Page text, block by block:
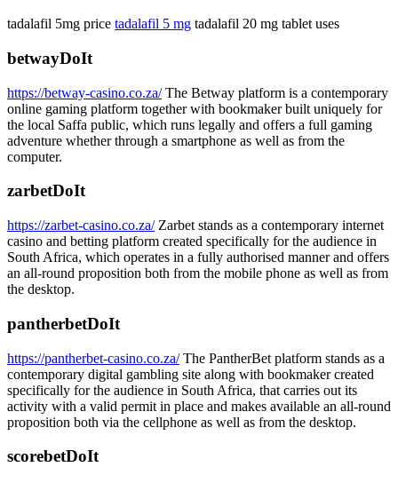
tadalafil 5mg price tadalafil 5 mg tadalafil 20 mg tablet uses
betwayDoIt
https://betway-casino.co.za/The Betway platform is a contemporary
online gaming platform together with bookmaker built uniquely for
the local Saffa public, which runs legally and offers a full gaming
adventure whether through a smartphone as well as from the
computer.
zarbetDoIt
https://zarbet-casino.co.za/Zarbet stands as a contemporary internet
casino and betting platform created specifically for the audience in
South Africa, which operates in a fully authorised manner and offers
an all-round proposition both from the mobile phone as well as from
the desktop.
pantherbetDoIt
https://pantherbet-casino.co.za/The PantherBet platform stands as a
contemporary digital gambling site along with bookmaker created
specifically for the audience in South Africa, that carries out its
activity with a valid permit in place and makes available an all-round
proposition both via the cellphone as well as from the desktop.
scorebetDoIt